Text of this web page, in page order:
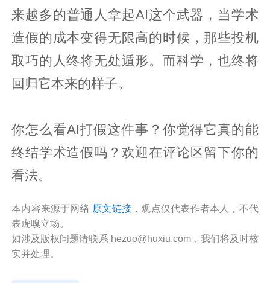
来越多的普通人拿起AI这个武器，当学术
造假的成本变得无限高的时候，那些投机
取巧的人终将无处遁形。而科学，也终将
回归它本来的样子。
你怎么看AI打假这件事？你觉得它真的能
终结学术造假吗？欢迎在评论区留下你的
看法。
本内容来源于网络 原文链接 ，观点仅代表作者本人，不代
表虎嗅立场。
如涉及版权问题请联系 hezuo@huxiu.com，我们将及时核
实并处理。